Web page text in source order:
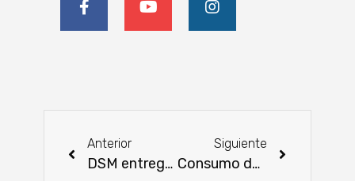
Anterior
DSM entregó plantines por el inicio de la primavera
Siguiente
Consumo de cerdo creció en el mercado interno